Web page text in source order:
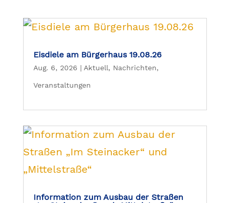
Eisdiele am Bürgerhaus 19.08.26
Aug. 6, 2026 | Aktuell, Nachrichten,
Veranstaltungen
Information zum Ausbau der Straßen